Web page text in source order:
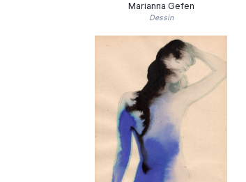
Marianna Gefen
Dessin